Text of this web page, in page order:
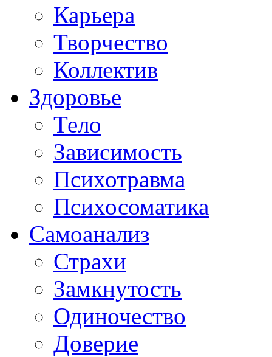
Карьера
Творчество
Коллектив
Здоровье
Тело
Зависимость
Психотравма
Психосоматика
Самоанализ
Страхи
Замкнутость
Одиночество
Доверие